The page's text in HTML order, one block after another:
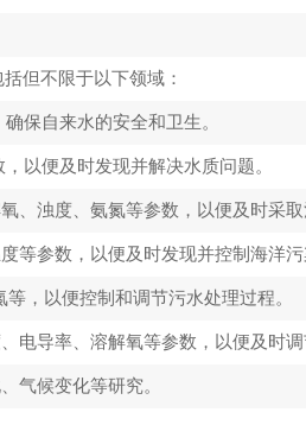
但不限于以下领域：
保自来水的安全和卫生。
以便及时发现并解决水质问题。
、浊度、氨氮等参数，以便及时采
等参数，以便及时发现并控制海洋
，以便控制和调节污水处理过程。
电导率、溶解氧等参数，以便及时
气候变化等研究。